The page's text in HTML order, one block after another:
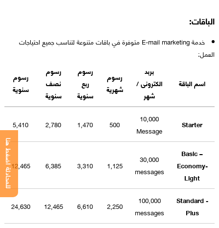
الباقات:
خدمة E-mail marketing متوفرة في باقات متنوعة لتناسب جميع احتياجات
العمل:
اسم الباقة
بربد
الكترونى /
شهر
رسوم
شهرية
رسوم
ربع
سنوية
رسوم
نصف
سنوية
رسوم
سنوية
Starter
10,000
Message
500
1,470
2,780
5,410
Basic –
Economy-
Light
30,000
messages
1,125
3,310
6,385
12,465
Standard -
Plus
100,000
messages
2,250
6,610
12,465
24,630
للمحادثة اضغط هنا